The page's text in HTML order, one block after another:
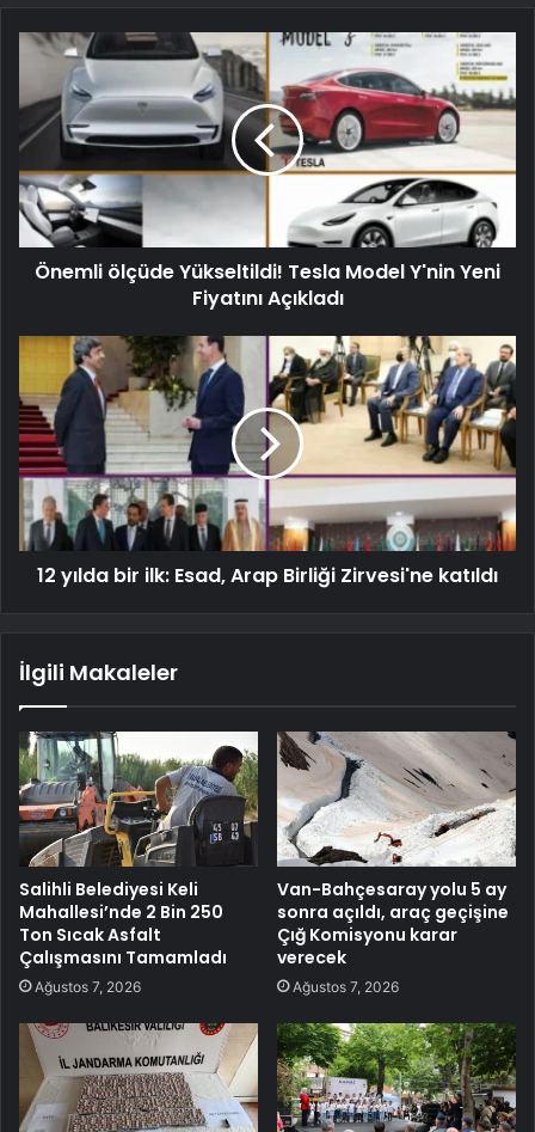
Önemli ölçüde Yükseltildi! Tesla Model Y'nin Yeni
Fiyatını Açıkladı
12 yılda bir ilk: Esad, Arap Birliği Zirvesi'ne katıldı
İlgili Makaleler
Salihli Belediyesi Keli
Mahallesi’nde 2 Bin 250
Ton Sıcak Asfalt
Çalışmasını Tamamladı
Ağustos 7, 2026
Van-Bahçesaray yolu 5 ay
sonra açıldı, araç geçişine
Çığ Komisyonu karar
verecek
Ağustos 7, 2026